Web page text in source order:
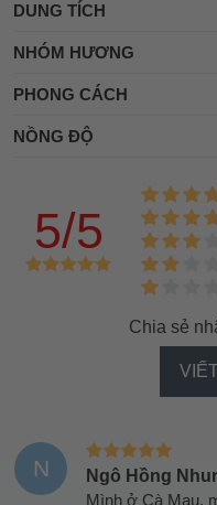
DUNG TÍCH
NHÓM HƯƠNG
PHONG CÁCH
NỒNG ĐỘ
5/5
Chia sẻ
N Ngô Hồng
Mình ở Cà Mau,